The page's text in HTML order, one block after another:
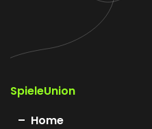
SpieleUnion
Home